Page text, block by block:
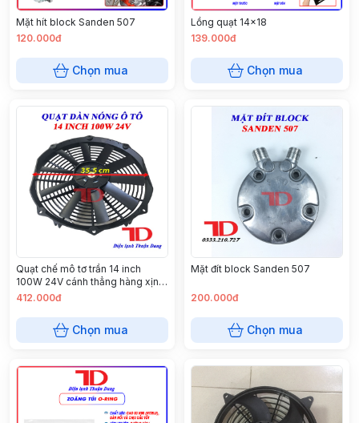
Mặt hít block Sanden 507
120.000đ
Chọn mua
Lồng quạt 14x18
139.000đ
Chọn mua
Quạt chế mô tơ trần 14 inch
100W 24V cánh thẳng hàng xịn
(S8214Z-24)
412.000đ
Chọn mua
Mặt đít block Sanden 507
200.000đ
Chọn mua